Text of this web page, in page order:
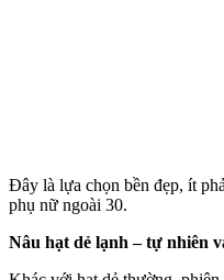
Đây là lựa chọn bền đẹp, ít
phụ nữ ngoài 30.
Nâu hạt dẻ lạnh – tự nhiên